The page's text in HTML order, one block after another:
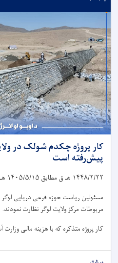
پیش‌رفته است
۱۴۴۸/۲/۲۲ هـ ق مطابق ۱۴۰۵/۵/۱۵
مسئولین ریاست حوزه فرعی دریایی
مربوطات مرکز ولایت لوگر نظارت نمودند.
کار پروژه متذکره که با هزینه مالی وزارت